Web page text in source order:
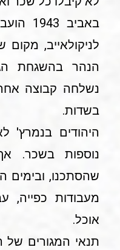
לניקולאייב,
הנהר בהשגחת
נשלחה קבוצה
בשדות.
היהודים בנמרץ'
נוספות בשכר.
שהסתכנו, ובימים
מעבודות כפייה,
אוכל.
תנאי המגורים של